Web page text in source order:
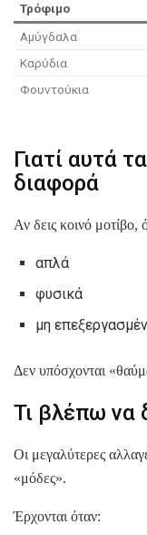
Τρόφιμο
Αμύγδαλα
Καρύδια
Φουντούκια
Γιατί αυτά
διαφορά
Αν δεις κοινό μοτίβο,
απλά
φυσικά
μη
Δεν υπόσχονται
Τι βλέπω να
Οι μεγαλύτερες
«μόδες».
Έρχονται όταν: